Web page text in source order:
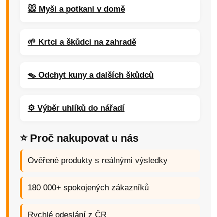
🐭 Myši a potkani v domě
🌱 Krtci a škůdci na zahradě
🪤 Odchyt kuny a dalších škůdců
⚙️ Výběr uhlíků do nářadí
⭐ Proč nakupovat u nás
Ověřené produkty s reálnými výsledky
180 000+ spokojených zákazníků
Rychlé odeslání z ČR